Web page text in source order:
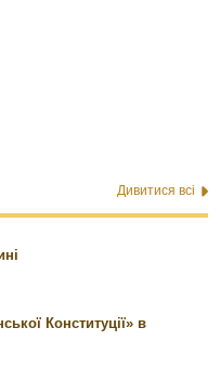
Дивитися всі
Конституції» в